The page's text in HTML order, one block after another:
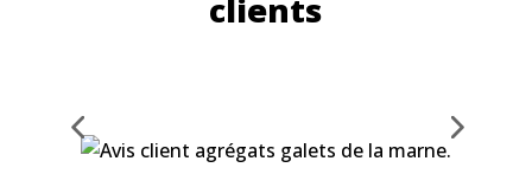
clients